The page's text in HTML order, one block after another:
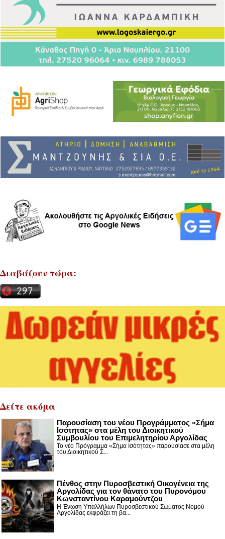
Διαβάζουν τώρα:
Δείτε ακόμα
Παρουσίαση του νέου Προγράμματος «Σήμα
Ισότητας» στα μέλη του Διοικητικού
Συμβουλίου του Επιμελητηρίου Αργολίδας
Το νέο Πρόγραμμα «Σήμα Ισότητας» παρουσίασε στα μέλη
του Διοικητικού Σ...
Πένθος στην Πυροσβεστική Οικογένεια της
Αργολίδας για τον θάνατο του Πυρονόμου
Κωνσταντίνου Καραμούντζου
Η Ένωση Υπαλλήλων Πυροσβεστικού Σώματος Νομού
Αργολίδας εκφράζει τη βα...